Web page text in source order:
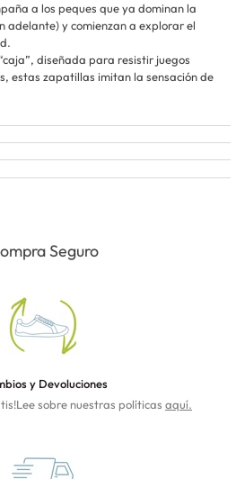
a los peques que ya dominan la
adelante) y comienzan a explorar el
diseñada para resistir juegos
estas zapatillas imitan la sensación de
Seguro
y Devoluciones
sobre nuestras políticas aquí.